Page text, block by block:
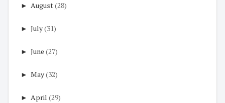
► August(28)
► July(31)
► June (27)
► May(32)
► April (29)